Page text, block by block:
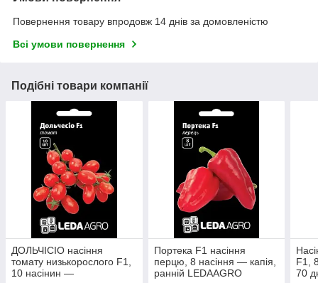
Повернення товару впродовж 14 днів за домовленістю
Всі умови повернення
Подібні товари компанії
ДОЛЬЧІСІО насіння
томату низькорослого F1,
10 насінин —
Портека F1 насіння
перцю, 8 насіння — капія,
ранній LEDAAGRO
F1,
70